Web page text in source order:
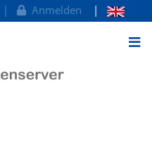
Anmelden